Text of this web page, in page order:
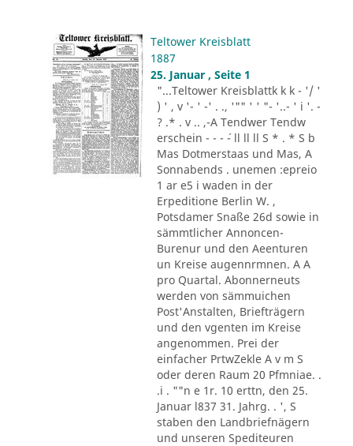
Teltower Kreisblatt
1887
25. Januar , Seite 1
"...Teltower Kreisblattk k k - '/ '
) ' , v '- ' -' . ., '"" ' ' "- '..- ' i '. -
? .* . v .. ,-A Tendwer Tendw
erschein - - - ´- ll ll ll S * . * S b
Mas Dotmerstaas und Mas, A
Sonnabends . unemen :epreio
1 ar e5 i waden in der
Erpeditione Berlin W. ,
Potsdamer Snaße 26d sowie in
sämmtlicher Annoncen-
Burenur und den Aeenturen
un Kreise augennrmnen. A A
pro Quartal. Abonnerneuts
werden von sämmuichen
Post'Anstalten, Briefträgern
und den vgenten im Kreise
angenommen. Prei der
einfacher PrtwZekle A v m S
oder deren Raum 20 Pfmniae. .
.i . ""n e 1r. 10 erttn, den 25.
Januar l837 31. Jahrg. . ', S
staben den Landbriefnägern
und unseren Spediteuren